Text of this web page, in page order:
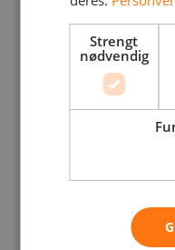
Agder
Agder Energi
energi- og
virksomheter
og legger til
utvikle dem.
del av Agder
de ledende
fornybar
Strengt
nødvendig